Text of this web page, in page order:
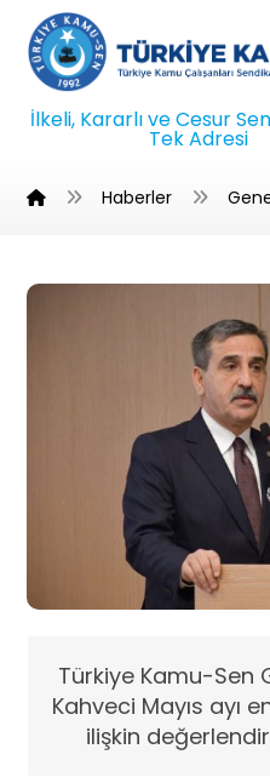
İlkeli, Kararlı ve Cesur
Tek Adresi
Haberler
Türkiye Kamu-Sen
Kahveci Mayıs ayı
ilişkin